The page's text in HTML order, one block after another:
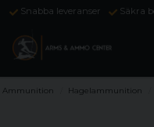
Snabba leveranser Säkra
Ammunition Hagelammunition